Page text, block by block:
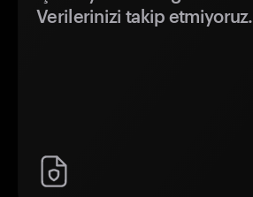
Verilerinizi takip etmiyoruz.